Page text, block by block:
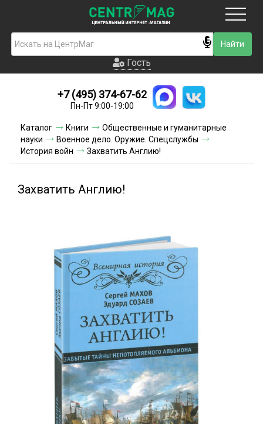
Гость
Новинки
Условия доставки
Условия оплаты
Гость
+7 (495) 374-67-62
Пн-Пт 9:00-19:00
Каталог Книги
Общественные и гуманитарные
науки
Военное дело. Оружие. Спецслужбы
История войн
Захватить Англию!
Захватить Англию!